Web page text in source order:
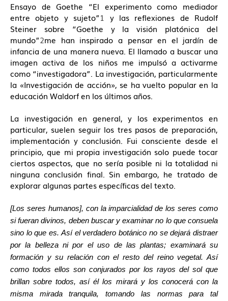
[spu popup="734"]
[/spu]
Ensayo de Goethe “El experimento como mediador
entre objeto y sujeto”1 y las reflexiones de Rudolf
Steiner sobre “Goethe y la visión platónica del
mundo”2me han inspirado a pensar en el jardín de
infancia de una manera nueva. El llamado a buscar una
imagen activa de los niños me impulsó a activarme
como “investigadora”. La investigación, particularmente
la «Investigación de acción», se ha vuelto popular en la
educación Waldorf en los últimos años.
La investigación en general, y los experimentos en
particular, suelen seguir los tres pasos de preparación,
implementación y conclusión. Fui consciente desde el
principio, que mi propia investigación solo puede tocar
ciertos aspectos, que no sería posible ni la totalidad ni
ninguna conclusión final. Sin embargo, he tratado de
explorar algunas partes específicas del texto.
[Los seres humanos], con la imparcialidad de los seres como
si fueran divinos, deben buscar y examinar no lo que consuela
sino lo que es. Así el verdadero botánico no se dejará distraer
por la belleza ni por el uso de las plantas; examinará su
formación y su relación con el resto del reino vegetal. Así
como todos ellos son conjurados por los rayos del sol que
brillan sobre todos, así él los mirará y los conocerá con la
misma mirada tranquila, tomando las normas para tal